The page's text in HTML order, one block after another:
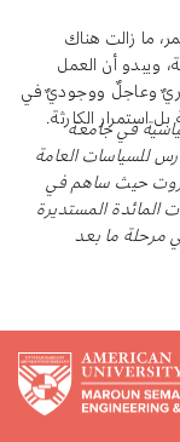
ما زالت هناك
ويبدو أن العمل
وعاجلٌ ووجوديٌ في
استمرار الكارثة.
في جامعة
للسياسات العامة
حيث ساهم في
المائدة المستديرة
مرحلة ما بعد